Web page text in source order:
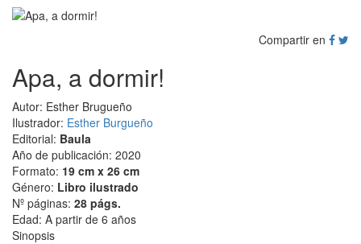
Compartir en
Apa, a dormir!
Autor: Esther Brugueño
Ilustrador: Esther Burgueño
Editorial: Baula
Año de publicación: 2020
Formato: 19 cm x 26 cm
Género: Libro ilustrado
Nº páginas: 28 págs.
Edad: A partir de 6 años
Sinopsis